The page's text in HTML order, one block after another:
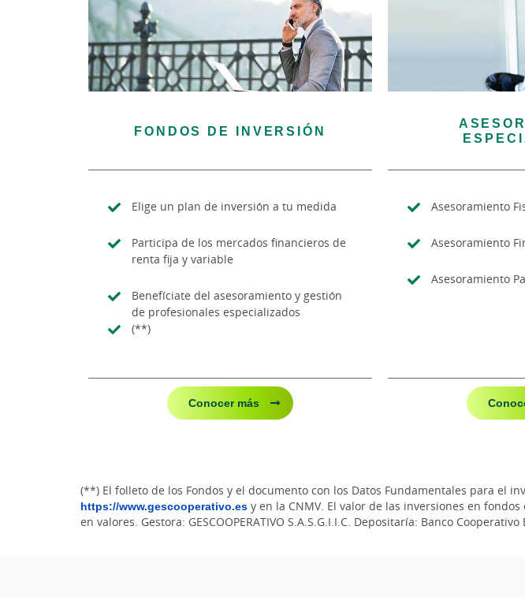
FONDOS DE INVERSIÓN
Elige un plan de inversión a tu medida
Participa de los mercados financieros de
renta fija y variable
Benefíciate del asesoramiento y gestión
de profesionales especializados
(**)
Conocer más
Asesoramiento
Asesoramiento
Asesoramiento
(**) El folleto de los Fondos y el documento con los Datos Fundamentales para el
https://www.gescooperativo.es y en la CNMV. El valor de las inversiones en
en valores. Gestora: GESCOOPERATIVO S.A.S.G.I.I.C. Depositaría: Banco Cooperativo